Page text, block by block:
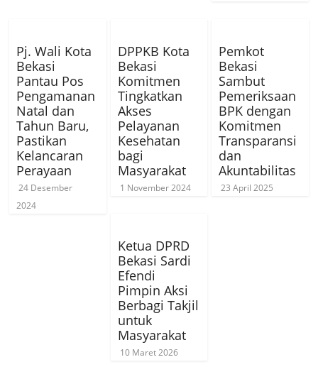
Pj. Wali Kota
Bekasi
Pantau Pos
Pengamanan
Natal dan
Tahun Baru,
Pastikan
Kelancaran
Perayaan
24 Desember
2024
DPPKB Kota
Bekasi
Komitmen
Tingkatkan
Akses
Pelayanan
Kesehatan
bagi
Masyarakat
1 November 2024
Pemkot
Bekasi
Sambut
Pemeriksaan
BPK dengan
Komitmen
Transparansi
dan
Akuntabilitas
23 April 2025
Ketua DPRD
Bekasi Sardi
Efendi
Pimpin Aksi
Berbagi Takjil
untuk
Masyarakat
10 Maret 2026